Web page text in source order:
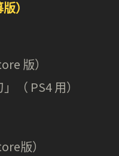
）
版）
（ PS4 用）
版）